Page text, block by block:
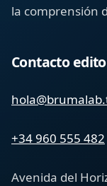
la comprensión
Contacto
+34 960 555 482
Avenida del